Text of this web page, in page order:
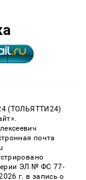
(ТОЛЬЯТТИ24)
почта
ЭЛ № ФС 77-
г. в запись о